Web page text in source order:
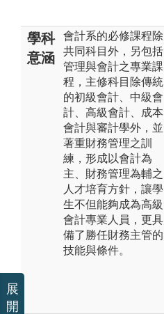
學科
意涵
會計系的必修課程除
共同科目外，另包括
管理與會計之專業課
程，主修科目除傳統
的初級會計、中級會
計、高級會計、成本
會計與審計學外，並
著重財務管理之訓
練，形成以會計為
主、財務管理為輔之
人才培育方針，讓學
生不但能夠成為高級
會計專業人員，更具
備了勝任財務主管的
技能與條件。
展
開